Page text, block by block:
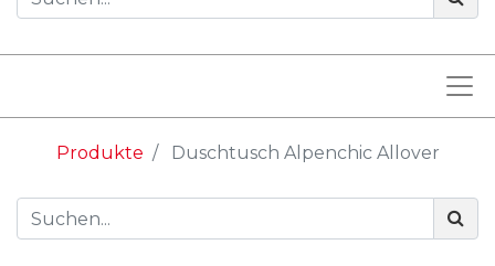
Produkte Duschtusch Alpenchic Allover